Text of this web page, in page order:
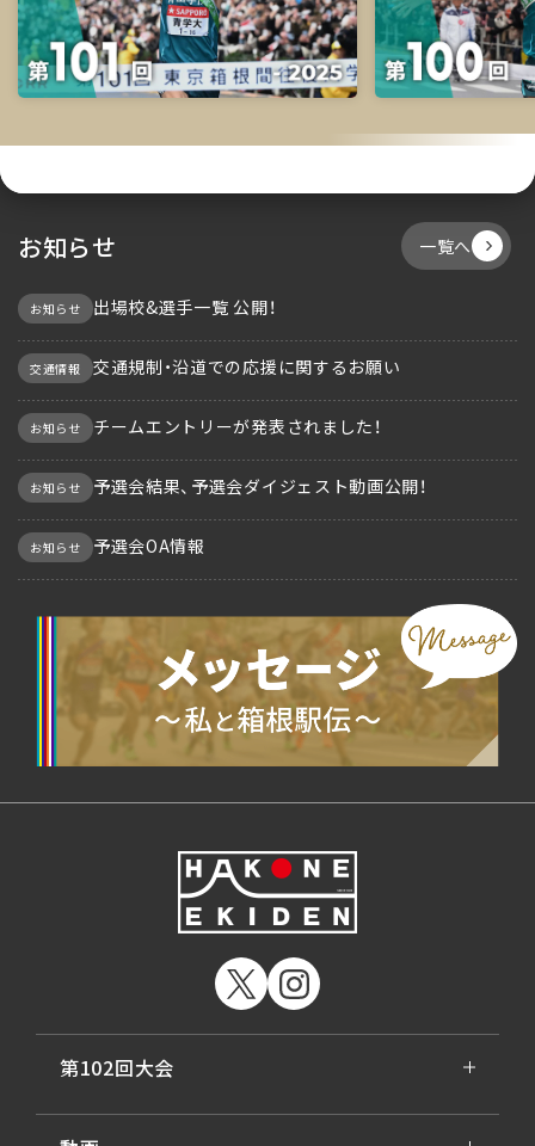
お知らせ 一覧へ
お知らせ 出場校&選手一覧 公開！
交通情報 交通規制・沿道での応援に関するお願い
お知らせ チームエントリーが発表されました！
お知らせ 予選会結果、予選会ダイジェスト動画公開！
お知らせ 予選会OA情報
第102回大会